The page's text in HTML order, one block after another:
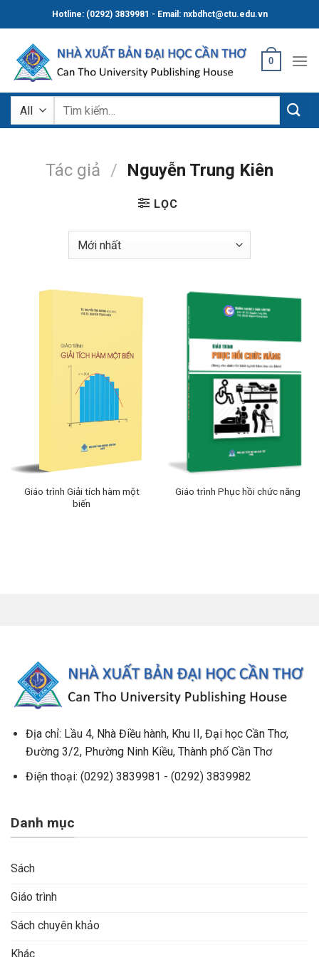
to
content
Hotline: (0292) 3839981 - Email: nxbdhct@ctu.edu.vn
0
Tìm
Tác giả / Nguyễn Trung Kiên
LỌC
Giáo trình Giải tích hàm một
biến
Giáo trình Phục hồi chức năng
Địa chỉ: Lầu 4, Nhà Điều hành, Khu II, Đại học Cần Thơ,
Đường 3/2, Phường Ninh Kiều, Thành phố Cần Thơ
Điện thoại: (0292) 3839981 - (0292) 3839982
Danh mục
Sách
Giáo trình
Sách chuyên khảo
Khác